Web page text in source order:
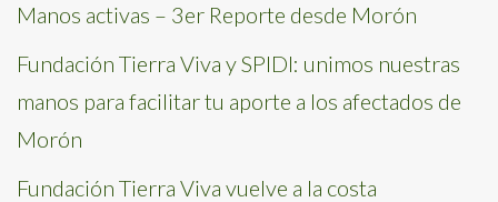
Manos activas – 3er Reporte desde Morón
Fundación Tierra Viva y SPIDI: unimos nuestras
manos para facilitar tu aporte a los afectados de
Morón
Fundación Tierra Viva vuelve a la costa